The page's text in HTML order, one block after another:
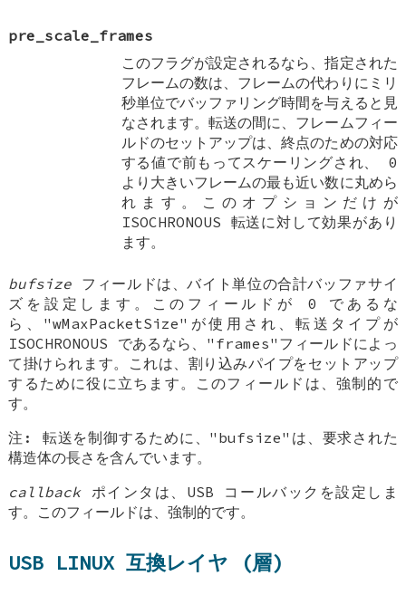
pre_scale_frames
このフラグが設定されるなら、指定された
フレームの数は、フレームの代わりにミリ
秒単位でバッファリング時間を与えると見
なされます。転送の間に、フレームフィー
ルドのセットアップは、終点のための対応
する値で前もってスケーリングされ、 0
より大きいフレームの最も近い数に丸めら
れます。このオプションだけが
ISOCHRONOUS 転送に対して効果があり
ます。
bufsize フィールドは、バイト単位の合計バッファサイ
ズを設定します。このフィールドが 0 であるな
ら、"wMaxPacketSize"が使用され、転送タイプが
ISOCHRONOUS であるなら、"frames"フィールドによっ
て掛けられます。これは、割り込みパイプをセットアップ
するために役に立ちます。このフィールドは、強制的で
す。
注: 転送を制御するために、"bufsize"は、要求された
構造体の長さを含んでいます。
callbackポインタは、USB コールバックを設定しま
す。このフィールドは、強制的です。
USB LINUX 互換レイヤ (層)